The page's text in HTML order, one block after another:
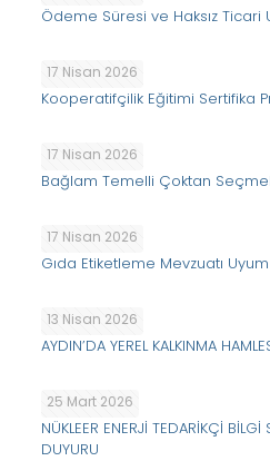
Ödeme Süresi ve Haksız Ticari
17 Nisan 2026
Kooperatifçilik Eğitimi Sertifika
17 Nisan 2026
Bağlam Temelli Çoktan Seçmeli
17 Nisan 2026
Gıda Etiketleme Mevzuatı
13 Nisan 2026
AYDIN’DA YEREL KALKINMA
25 Mart 2026
NÜKLEER ENERJİ TEDARİKÇİ
DUYURU